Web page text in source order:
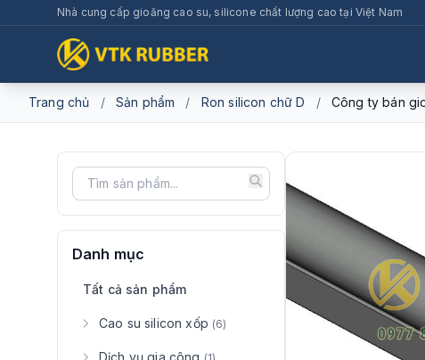
Nhà cung cấp gioăng cao su, silicone chất lượng cao tại Việt Nam
Trang chủ / Sản phẩm / Ron silicon chữ D / Công ty bán
Danh mục
Tất cả sản phẩm
Cao su silicon xốp (6)
Dịch vụ gia công